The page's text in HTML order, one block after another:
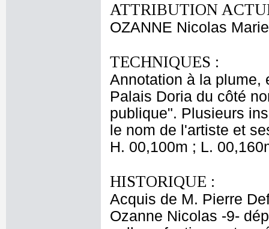
ATTRIBUTION
OZANNE Nicolas Marie
TECHNIQUES :
Annotation à la plume,
Palais Doria du côté
publique". Plusieurs
le nom de l'artiste et
H. 00,100m ; L.
HISTORIQUE :
Acquis de M. Pierre
Ozanne Nicolas -9-